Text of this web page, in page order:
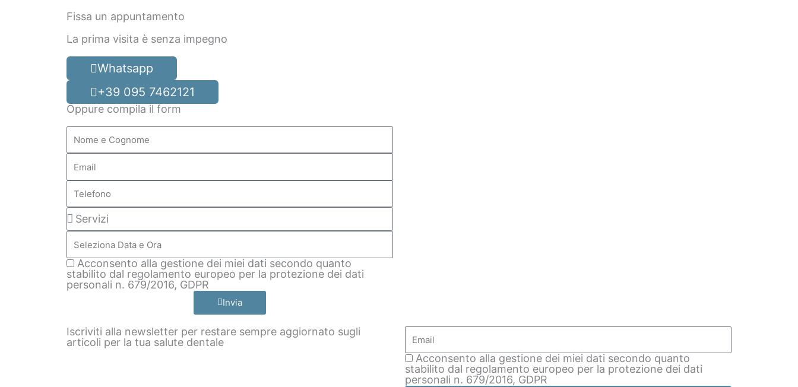
Fissa un appuntamento
La prima visita è senza impegno
Whatsapp
+39 095 7462121
Oppure compila il form
Nome
Cognome
Email
Telefono
Servizi
Seleziona
Data
e
Ora
GDPR
Acconsento alla gestione dei miei dati secondo quanto
stabilito dal regolamento europeo per la protezione dei dati
personali n. 679/2016, GDPR
Invia
Iscriviti alla newsletter per restare sempre aggiornato sugli
articoli per la tua salute dentale
Email
Email
Acconsento alla gestione dei miei dati secondo quanto
stabilito dal regolamento europeo per la protezione dei dati
personali n. 679/2016, GDPR